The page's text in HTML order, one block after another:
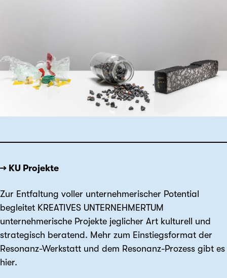
→ KU Projekte
Zur Entfaltung voller unternehmerischer Potential
begleitet KREATIVES UNTERNEHMERTUM
unternehmerische Projekte jeglicher Art kulturell und
strategisch beratend. Mehr zum Einstiegsformat der
Resonanz-Werkstatt und dem Resonanz-Prozess gibt es
hier.